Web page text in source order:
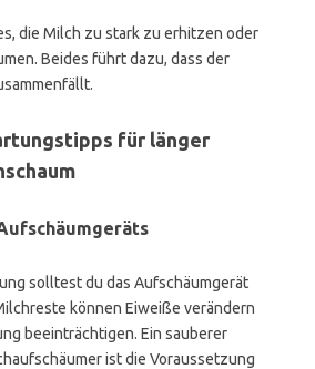
die Milch zu stark zu erhitzen oder
Beides führt dazu, dass der
für länger
solltest du das Aufschäumgerät
können Eiweiße verändern
beeinträchtigen. Ein sauberer
ist die Voraussetzung